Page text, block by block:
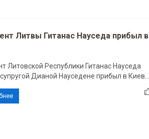
Литвы Гитанас Науседа прибыл в
Литовской Республики Гитанас Науседа
Дианой Науседене прибыл в Киев....